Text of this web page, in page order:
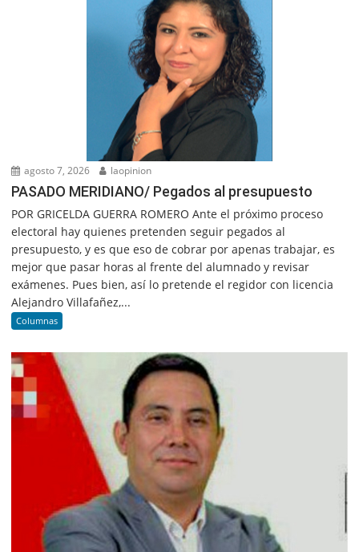
agosto 7, 2026 laopinion
PASADO MERIDIANO/ Pegados al presupuesto
POR GRICELDA GUERRA ROMERO Ante el próximo proceso
electoral hay quienes pretenden seguir pegados al
presupuesto, y es que eso de cobrar por apenas trabajar, es
mejor que pasar horas al frente del alumnado y revisar
exámenes. Pues bien, así lo pretende el regidor con licencia
Alejandro Villafañez,...
Columnas